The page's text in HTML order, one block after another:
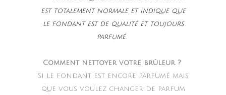
est totalement normale et indique que
le fondant est de qualité et toujours
parfumé.
Comment nettoyer votre brûleur ?
Si le fondant est encore parfumé mais
que vous voulez changer de parfum